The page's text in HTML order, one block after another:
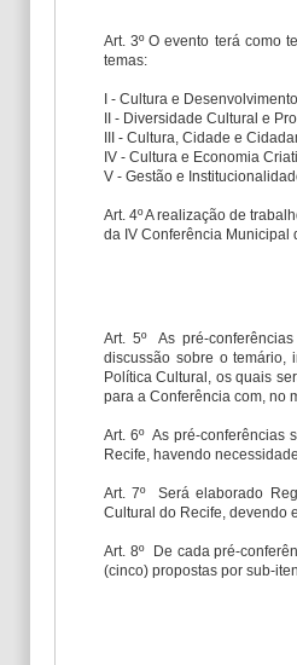
Art. 3º O evento terá como
temas:
I - Cultura e
II - Diversidade Cultural e
III - Cultura, Cidade e
IV - Cultura e Economia
V - Gestão e
Art. 4º A realização de
da IV Conferência Municipal
Art. 5º As pré-
discussão sobre o temário,
Política Cultural, os quais
para a Conferência com, no
Art. 6º As pré-conferências
Recife, havendo
Art. 7º Será elaborado
Cultural do Recife, devendo
Art. 8º De cada pré-
(cinco) propostas por sub-